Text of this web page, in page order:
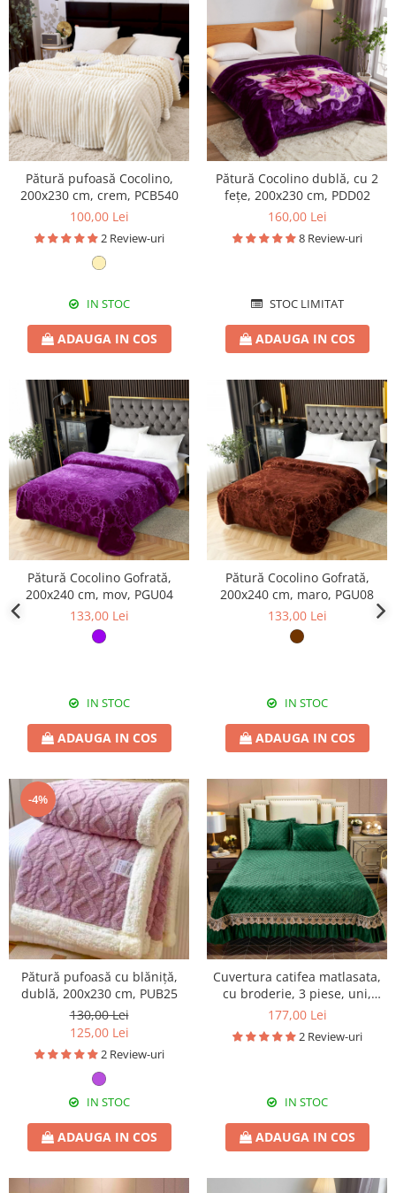
Pătură pufoasă Cocolino,
200x230 cm, crem, PCB540
100,00 Lei
2 Review-uri
IN STOC
ADAUGA IN COS
Pătură Cocolino dublă, cu 2
fețe, 200x230 cm, PDD02
160,00 Lei
8 Review-uri
STOC LIMITAT
ADAUGA IN COS
Pătură Cocolino Gofrată,
200x240 cm, mov, PGU04
133,00 Lei
IN STOC
ADAUGA IN COS
Pătură Cocolino Gofrată,
200x240 cm, maro, PGU08
133,00 Lei
IN STOC
ADAUGA IN COS
-4%
Pătură pufoasă cu blăniță,
dublă, 200x230 cm, PUB25
130,00 Lei
125,00 Lei
2 Review-uri
IN STOC
ADAUGA IN COS
Cuvertura catifea matlasata,
cu broderie, 3 piese, uni,
220X240 cm CC75
177,00 Lei
2 Review-uri
IN STOC
ADAUGA IN COS